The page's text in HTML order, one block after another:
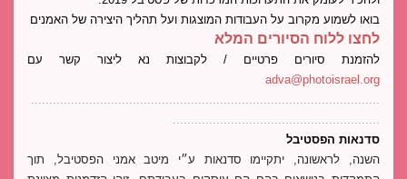
בואו לשמוע מקרוב על העבודות המוצגות ועל תהליך היצירה של האמנים
לחצו ללוח הסיורים המלא
להזמנת סיורים פרטיים / לקבוצות נא ליצור קשר עם
adva@photoisrael.org
................................................................................................
.........................................................
סדנאות הפסטיבל
השנה, לראשונה, יתקיימו סדנאות ע״י מיטב אמני הפסטיבל, תוך